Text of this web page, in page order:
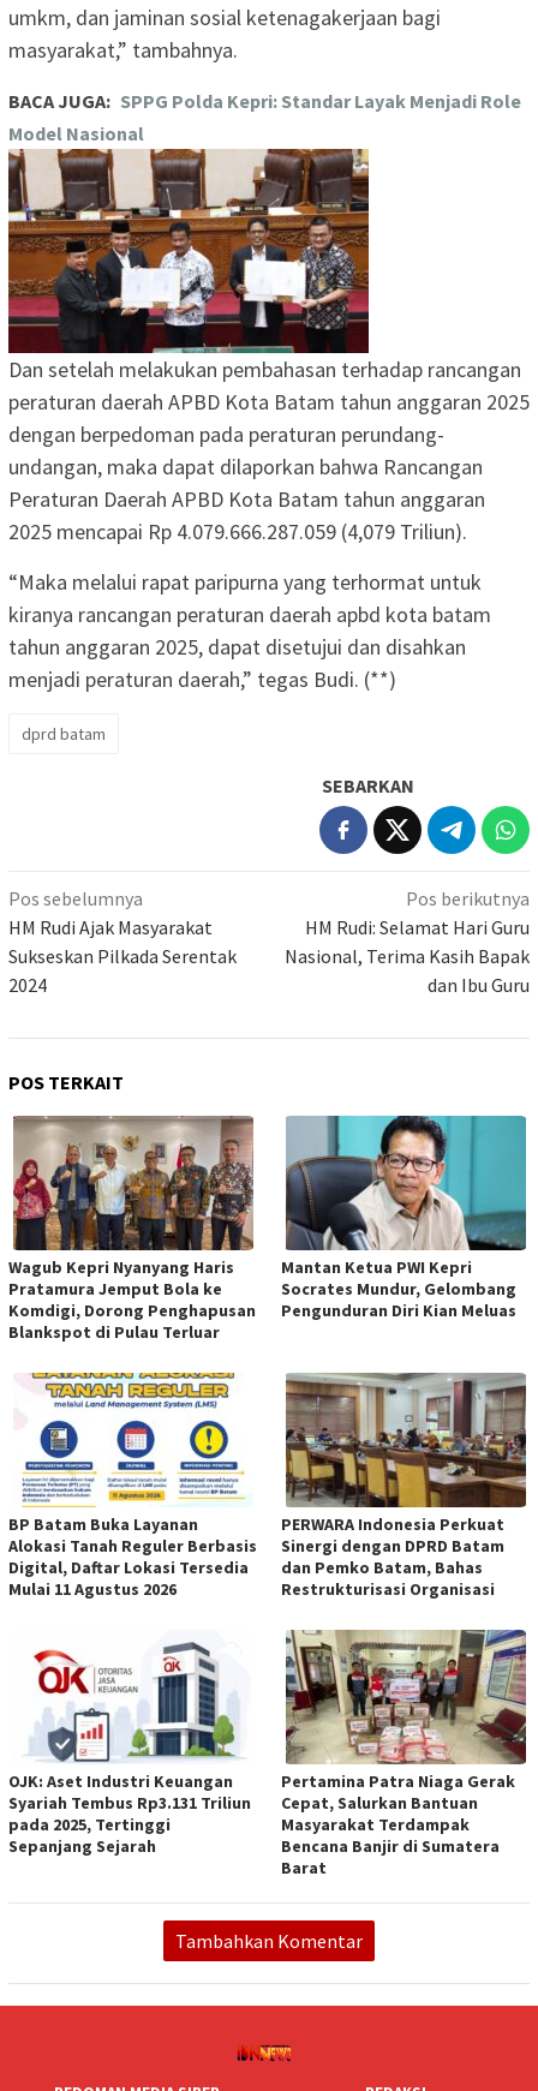
umkm, dan jaminan sosial ketenagakerjaan bagi
masyarakat,” tambahnya.
BACA JUGA: SPPG Polda Kepri: Standar Layak Menjadi Role
Model Nasional
Dan setelah melakukan pembahasan terhadap rancangan
peraturan daerah APBD Kota Batam tahun anggaran 2025
dengan berpedoman pada peraturan perundang-
undangan, maka dapat dilaporkan bahwa Rancangan
Peraturan Daerah APBD Kota Batam tahun anggaran
2025 mencapai Rp 4.079.666.287.059 (4,079 Triliun).
“Maka melalui rapat paripurna yang terhormat untuk
kiranya rancangan peraturan daerah apbd kota batam
tahun anggaran 2025, dapat disetujui dan disahkan
menjadi peraturan daerah,” tegas Budi. (**)
dprd batam
SEBARKAN
Navigasi
pos
Pos sebelumnya
HM Rudi Ajak Masyarakat
Sukseskan Pilkada Serentak
2024
Pos berikutnya
HM Rudi: Selamat Hari Guru
Nasional, Terima Kasih Bapak
dan Ibu Guru
POS TERKAIT
Wagub Kepri Nyanyang Haris
Pratamura Jemput Bola ke
Komdigi, Dorong Penghapusan
Blankspot di Pulau Terluar
Mantan Ketua PWI Kepri
Socrates Mundur, Gelombang
Pengunduran Diri Kian Meluas
BP Batam Buka Layanan
Alokasi Tanah Reguler Berbasis
Digital, Daftar Lokasi Tersedia
Mulai 11 Agustus 2026
PERWARA Indonesia Perkuat
Sinergi dengan DPRD Batam
dan Pemko Batam, Bahas
Restrukturisasi Organisasi
OJK: Aset Industri Keuangan
Syariah Tembus Rp3.131 Triliun
pada 2025, Tertinggi
Sepanjang Sejarah
Pertamina Patra Niaga Gerak
Cepat, Salurkan Bantuan
Masyarakat Terdampak
Bencana Banjir di Sumatera
Barat
Tambahkan Komentar